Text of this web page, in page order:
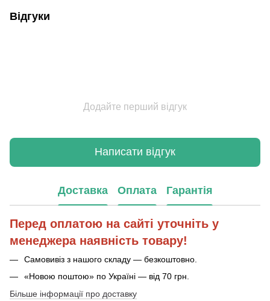
Відгуки
Додайте перший відгук
Написати відгук
Доставка Оплата Гарантія
Перед оплатою на сайті уточніть у
менеджера наявність товару!
Самовивіз з нашого складу — безкоштовно.
«Новою поштою» по Україні — від 70 грн.
Більше інформації про доставку